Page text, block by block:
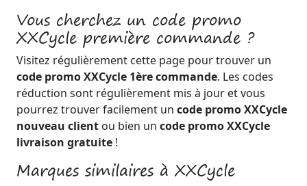
Vous cherchez un code promo
XXCycle première commande ?
Visitez régulièrement cette page pour trouver un
code promo XXCycle 1ère commande. Les codes
réduction sont régulièrement mis à jour et vous
pourrez trouver facilement un code promo XXCycle
nouveau client ou bien un code promo XXCycle
livraison gratuite !
Marques similaires à XXCycle